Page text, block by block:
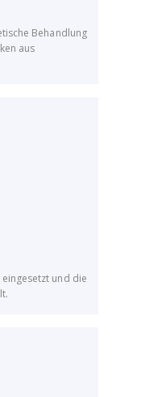
Behandlung
aus
und die